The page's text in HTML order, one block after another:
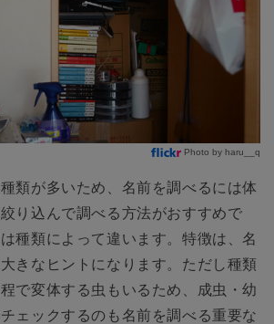
Photo by haru__q
類が多いため、名前を調べるには体
り込んで調べる方法がおすすめで
種類によって違います。特徴は、名
きなヒントになります。ただし種類
で変体する虫もいるため、成虫・幼
ェックするのも名前を調べる重要な